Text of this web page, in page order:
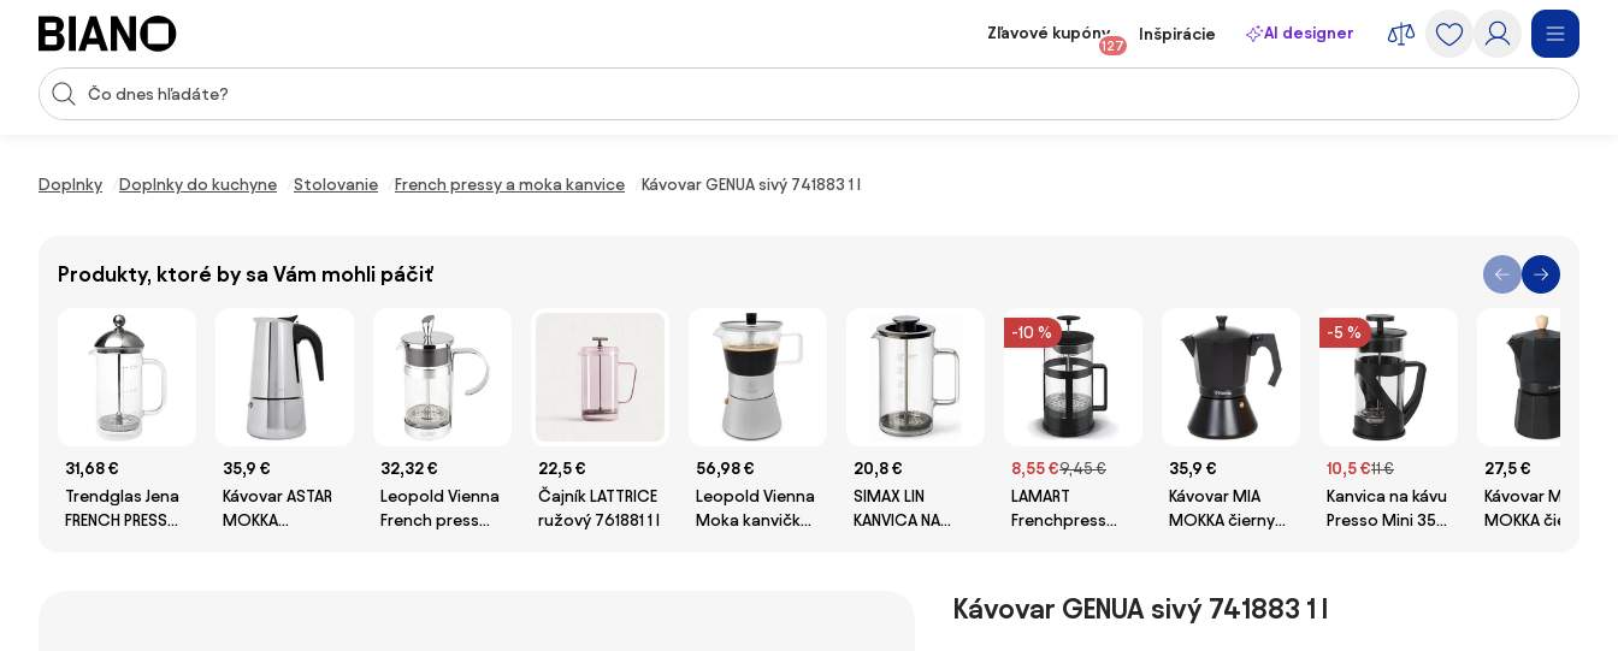
Preskočiť navigáciu, prejsť na obsah
Vstup pre vyhľadávanie
Zľavové kupóny
127
Inšpirácie AI designer
Doplnky Doplnky do kuchyne Stolovanie French pressy a moka kanvice Kávovar GENUA sivý 741883 1 l
Produkty, ktoré by sa Vám mohli páčiť
31,68 €
Trendglas Jena
FRENCH PRESS
35,9 €
Kávovar ASTAR
MOKKA
32,32 €
Leopold Vienna
French press
22,5 €
Čajník LATTRICE
ružový 761881 1 l
56,98 €
Leopold Vienna
Moka kanvička
20,8 €
SIMAX LIN
KANVICA NA
-10 %
8,55 €9,45 €
LAMART
Frenchpress
35,9 €
Kávovar MIA
MOKKA čierny
-5 %
10,5 €11 €
Kanvica na kávu
Presso Mini 350
27,5 €
Kávovar MIA
MOKKA čierny
Kávovar GENUA sivý 741883 1 l